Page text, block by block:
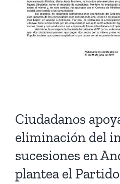
más
grande
Ciudadanos
eliminación del
sucesiones en
plantea el